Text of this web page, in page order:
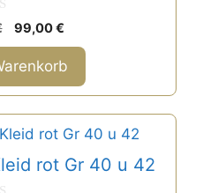
Ursprünglicher
Preis
war:
214,00 €
99,00€Aktueller
Preis
ist:
99,00 €.
rot Gr 40 u 42